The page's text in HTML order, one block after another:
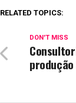
RELATED TOPICS:
DON'T MISS